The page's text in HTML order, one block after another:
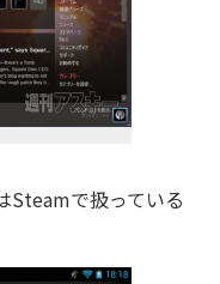
Steamで扱っている